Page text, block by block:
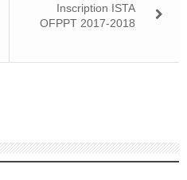
Inscription ISTA
OFPPT 2017-2018